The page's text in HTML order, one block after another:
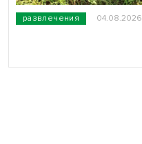
развлечения 04.08.2026